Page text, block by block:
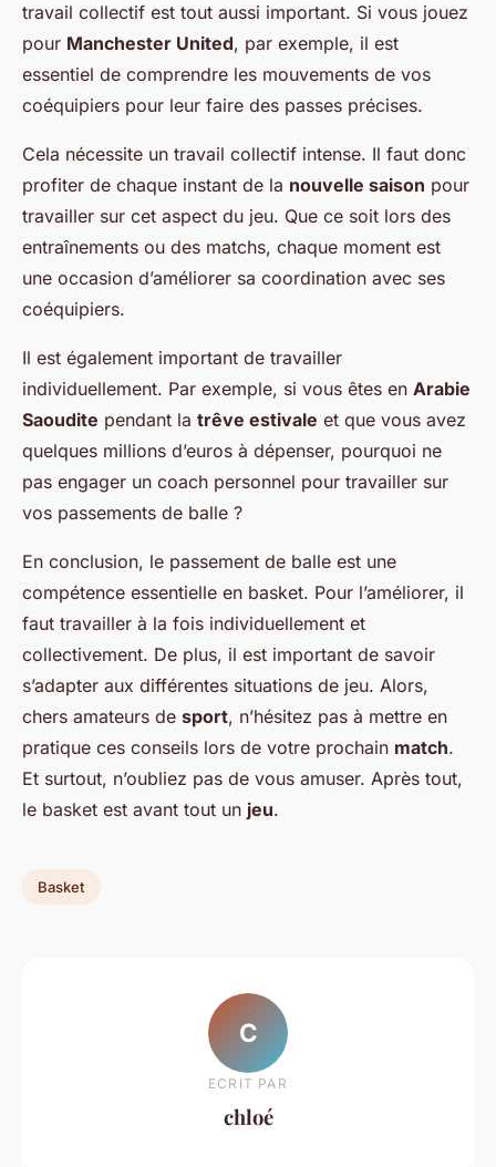
travail collectif est tout aussi important. Si vous jouez
pour Manchester United, par exemple, il est
essentiel de comprendre les mouvements de vos
coéquipiers pour leur faire des passes précises.
Cela nécessite un travail collectif intense. Il faut donc
profiter de chaque instant de la nouvelle saison pour
travailler sur cet aspect du jeu. Que ce soit lors des
entraînements ou des matchs, chaque moment est
une occasion d’améliorer sa coordination avec ses
coéquipiers.
Il est également important de travailler
individuellement. Par exemple, si vous êtes en Arabie
Saoudite pendant la trêve estivale et que vous avez
quelques millions d’euros à dépenser, pourquoi ne
pas engager un coach personnel pour travailler sur
vos passements de balle ?
En conclusion, le passement de balle est une
compétence essentielle en basket. Pour l’améliorer, il
faut travailler à la fois individuellement et
collectivement. De plus, il est important de savoir
s’adapter aux différentes situations de jeu. Alors,
chers amateurs de sport, n’hésitez pas à mettre en
pratique ces conseils lors de votre prochain match.
Et surtout, n’oubliez pas de vous amuser. Après tout,
le basket est avant tout un jeu.
Basket
C
ECRIT PAR
chloé